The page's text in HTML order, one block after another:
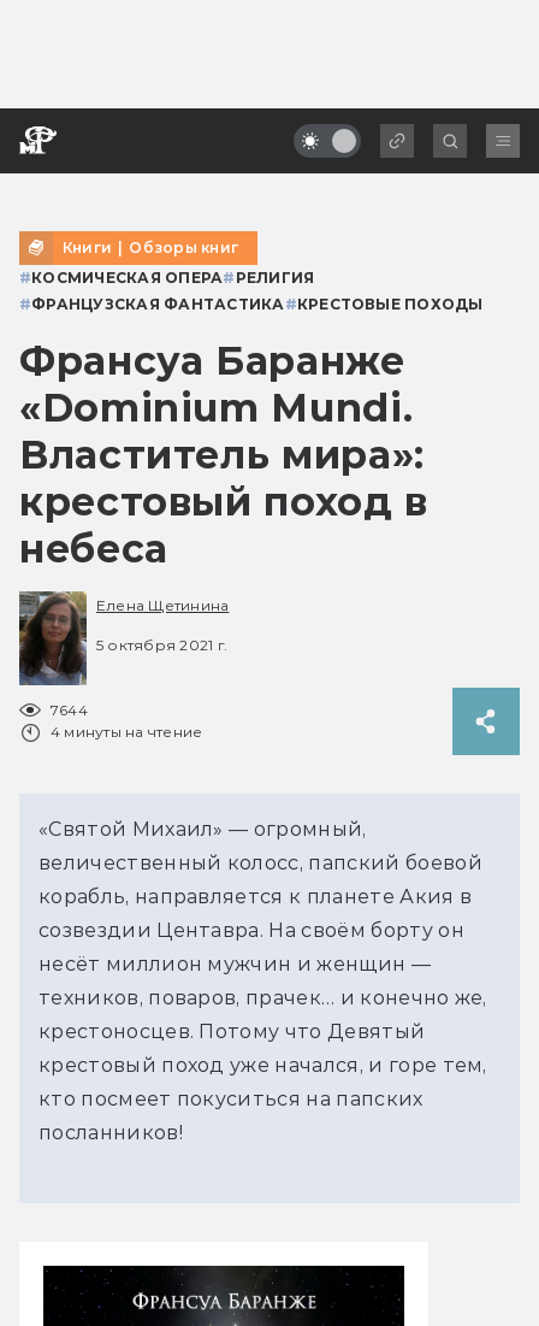
Книги | Обзоры книг
#КОСМИЧЕСКАЯ ОПЕРА# РЕЛИГИЯ
#ФРАНЦУЗСКАЯ ФАНТАСТИКА #КРЕСТОВЫЕ ПОХОДЫ
Франсуа Баранже
«Dominium Mundi.
Властитель мира»:
крестовый поход в
небеса
Елена Щетинина
5 октября 2021 г.
7644
4 минуты на чтение
«Святой Михаил» — огромный,
величественный колосс, папский боевой
корабль, направляется к планете Акия в
созвездии Центавра. На своём борту он
несёт миллион мужчин и женщин —
техников, поваров, прачек… и конечно же,
крестоносцев. Потому что Девятый
крестовый поход уже начался, и горе тем,
кто посмеет покуситься на папских
посланников!